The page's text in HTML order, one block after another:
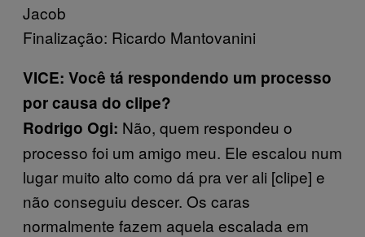
Jacob
Finalização: Ricardo Mantovanini
VICE: Você tá respondendo um processo
por causa do clipe?
Rodrigo Ogi: Não, quem respondeu o
processo foi um amigo meu. Ele escalou num
lugar muito alto como dá pra ver ali [clipe] e
não conseguiu descer. Os caras
normalmente fazem aquela escalada em